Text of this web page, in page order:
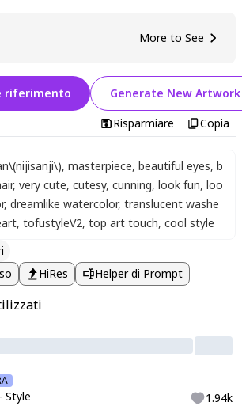
More to See
riferimento Generate New Artwork
Risparmiare Copia
, masterpiece, beautiful eyes, b
, very cute, cutesy, cunning, look fun, loo
, dreamlike watercolor, translucent washe
, tofustyleV2, top art touch, cool style
HiRes Helper di Prompt
Style 1.94k